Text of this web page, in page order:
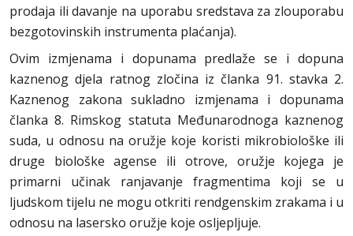
prodaja ili davanje na uporabu sredstava za zlouporabu
bezgotovinskih instrumenta plaćanja).
Ovim izmjenama i dopunama predlaže se i dopuna
kaznenog djela ratnog zločina iz članka 91. stavka 2.
Kaznenog zakona sukladno izmjenama i dopunama
članka 8. Rimskog statuta Međunarodnoga kaznenog
suda, u odnosu na oružje koje koristi mikrobiološke ili
druge biološke agense ili otrove, oružje kojega je
primarni učinak ranjavanje fragmentima koji se u
ljudskom tijelu ne mogu otkriti rendgenskim zrakama i u
odnosu na lasersko oružje koje osljepljuje.